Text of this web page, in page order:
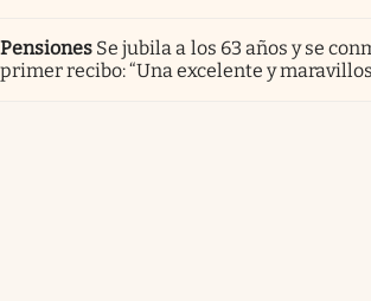
Pensiones Se jubila a los 63 años y se
primer recibo: “Una excelente y